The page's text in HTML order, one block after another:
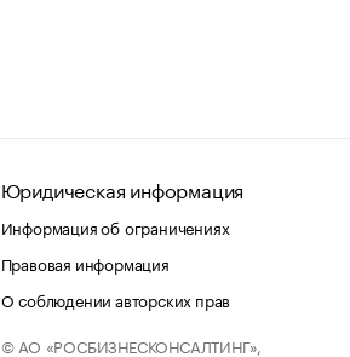
Юридическая информация
Информация об ограничениях
Правовая информация
О соблюдении авторских прав
© АО «РОСБИЗНЕСКОНСАЛТИНГ»,